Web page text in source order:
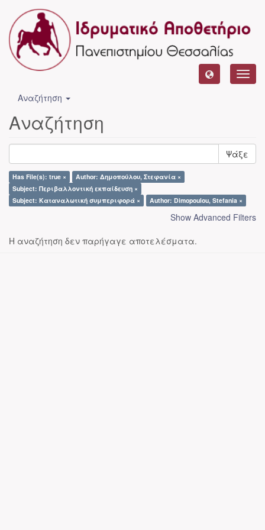
Αναζήτηση
Αναζήτηση
Ψάξε
Has File(s): true ×
Author: Δημοπούλου, Στεφανία ×
Subject: Περιβαλλοντική εκπαίδευση ×
Subject: Καταναλωτική συμπεριφορά ×
Author: Dimopoulou, Stefania ×
Show Advanced Filters
Η αναζήτηση δεν παρήγαγε αποτελέσματα.